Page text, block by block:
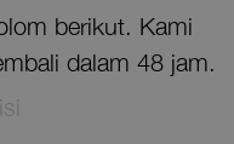
berikut. Kami
dalam 48 jam.